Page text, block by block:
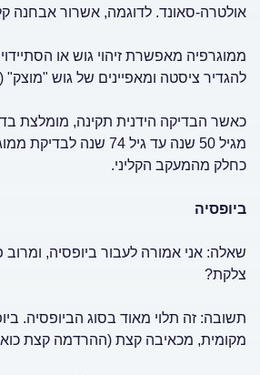
אולטרה-סאונד. לדוגמה, אשרור אבחנה
ממוגרפיה מאפשרת זיהוי גוש או
להגדיר ציסטה ומאפיינים של גוש "מוצק"
מגיל 50 שנה עד גיל
כחלק מהמעקב הקליני.
ביופסיה
שאלה: אני אמורה לעבור ביופסיה,
צלקת?
מקומית, מכאיבה קצת (ההרדמה קצת